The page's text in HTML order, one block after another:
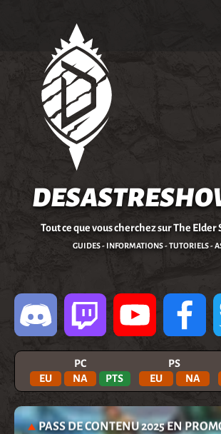
Tout ce que vous cherchez sur The Elder
GUIDES - INFORMATIONS - TUTORIELS -
PC
EU
NA PTS
PS
EU
NA
PASS DE CONTENU 2025 EN